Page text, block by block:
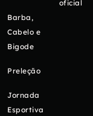
Barba,
Cabelo e
Bigode
Preleção
Jornada
Esportiva
oficial